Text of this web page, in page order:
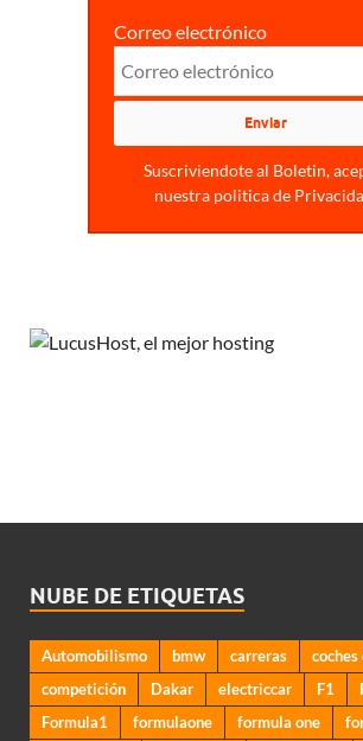
Correo electrónico
Suscriviendote al Boletin,
nuestra politica de
NUBE DE ETIQUETAS
Automobilismo bmw carreras
competición
Dakar electriccar F1
Formula1
formulaone formula one